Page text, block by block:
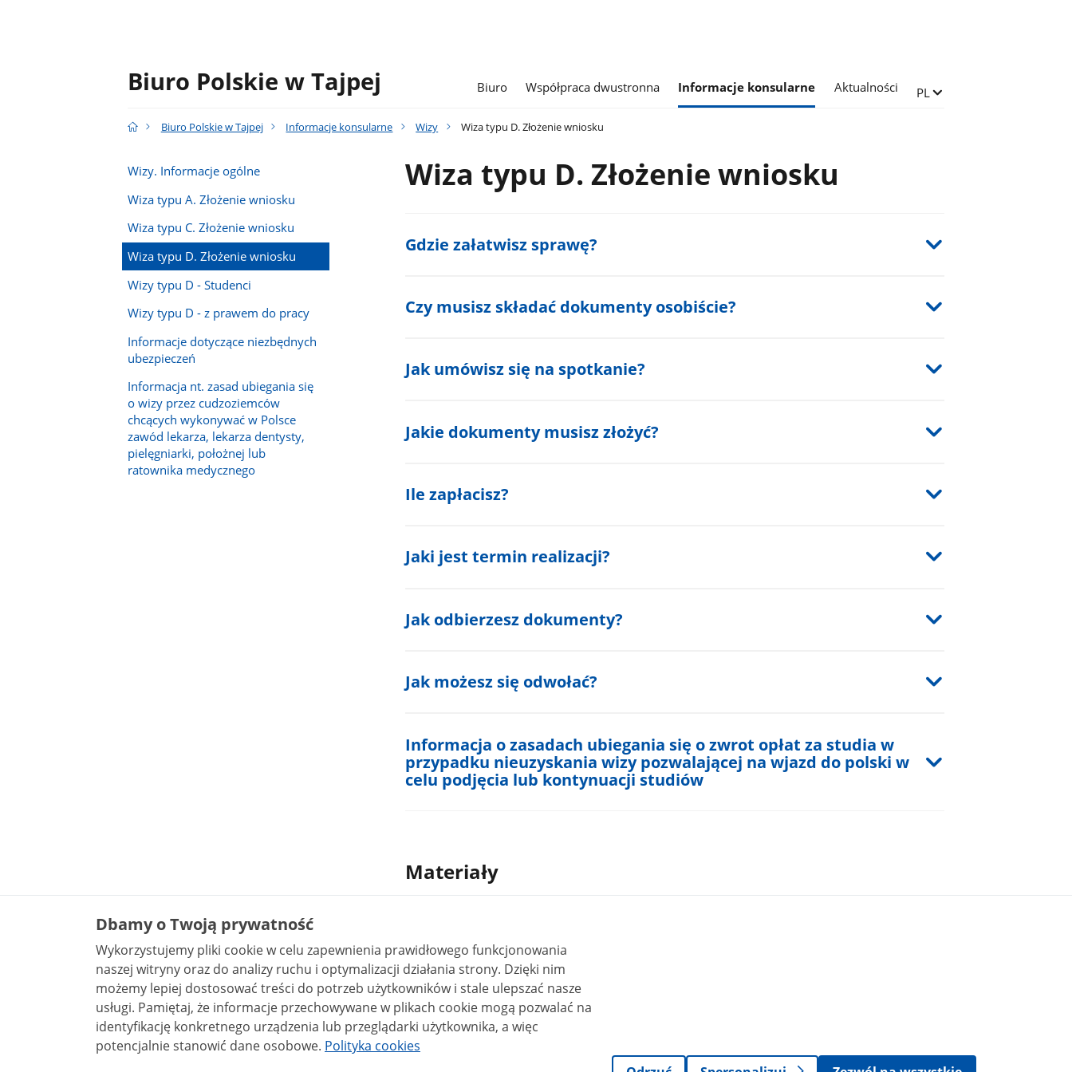
Biuro Polskie w Tajpej Biuro Współpraca dwustronna Informacje konsularne Aktualności Zmień język
PL
Biuro Polskie w Tajpej Informacje konsularne Wizy Wiza typu D. Złożenie wniosku
Wizy. Informacje ogólne
Wiza typu A. Złożenie wniosku
Wiza typu C. Złożenie wniosku
Wiza typu D. Złożenie wniosku
Wizy typu D - Studenci
Wizy typu D - z prawem do pracy
Informacje dotyczące niezbędnych
ubezpieczeń
Informacja nt. zasad ubiegania się
o wizy przez cudzoziemców
chcących wykonywać w Polsce
zawód lekarza, lekarza dentysty,
pielęgniarki, położnej lub
ratownika medycznego
Wiza typu D. Złożenie wniosku
Gdzie załatwisz sprawę?
Czy musisz składać dokumenty osobiście?
Jak umówisz się na spotkanie?
Jakie dokumenty musisz złożyć?
Ile zapłacisz?
Jaki jest termin realizacji?
Jak odbierzesz dokumenty?
Jak możesz się odwołać?
Informacja o zasadach ubiegania się o zwrot opłat za studia w
przypadku nieuzyskania wizy pozwalającej na wjazd do polski w
celu podjęcia lub kontynuacji studiów
Materiały
Podstawa prawna
Rozporządzenie Ministra Spraw Wewnętrznych i Administracji z dnia 6 lutego 2018 r. w sprawie
wiz dla cudzoziemców
Ustawa z dnia 12 grudnia 2013 r. o cudzoziemcach
Ustawa z dnia 25 czerwca 2015 r. Prawo konsularne
Dbamy o Twoją prywatność
Wykorzystujemy pliki cookie w celu zapewnienia prawidłowego funkcjonowania
naszej witryny oraz do analizy ruchu i optymalizacji działania strony. Dzięki nim
możemy lepiej dostosować treści do potrzeb użytkowników i stale ulepszać nasze
usługi. Pamiętaj, że informacje przechowywane w plikach cookie mogą pozwalać na
identyfikację konkretnego urządzenia lub przeglądarki użytkownika, a więc
potencjalnie stanowić dane osobowe. Polityka cookies